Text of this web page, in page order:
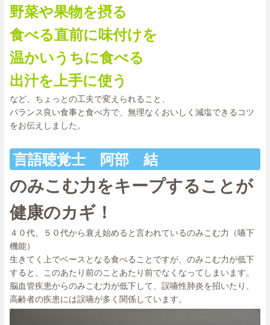
野菜や果物を摂る
食べる直前に味付けを
温かいうちに食べる
出汁を上手に使う
など、ちょっとの工夫で変えられること、
バランス良い食事と食べ方で、無理なくおいしく減塩できるコツ
をお伝えしました。
言語聴覚士 阿部 結
のみこむ力をキープすることが
健康のカギ！
４０代、５０代から衰え始めると言われているのみこむ力（嚥下
機能）
生きてく上でベースとなる食べることですが、のみこむ力が低下
すると、このあたり前のことあたり前でなくなってしまいます。
脳血管疾患からのみこむ力が低下して、誤嚥性肺炎を招いたり、
高齢者の疾患には誤嚥が多く関係しています。